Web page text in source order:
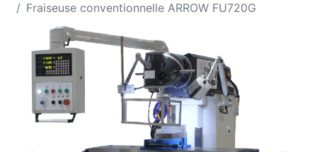
Fraiseuse conventionnelle ARROW FU720G